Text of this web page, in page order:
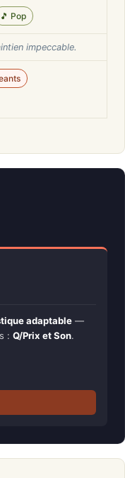
🎵 Pop
impeccable.
adaptable —
: Q/Prix et Son.